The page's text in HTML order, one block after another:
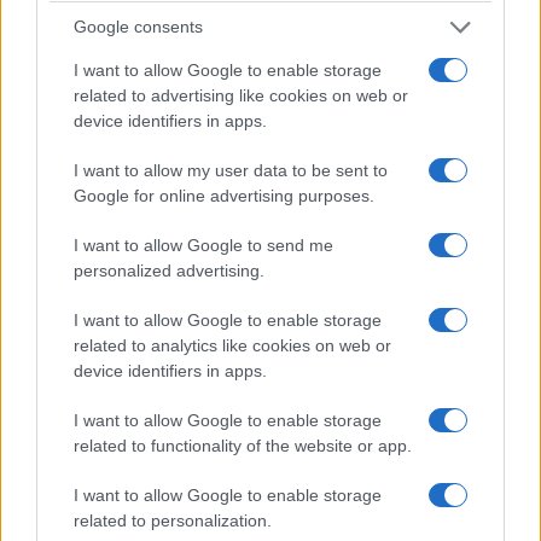
Google consents
I want to allow Google to enable storage
related to advertising like cookies on web or
device identifiers in apps.
I want to allow my user data to be sent to
Google for online advertising purposes.
I want to allow Google to send me
personalized advertising.
I want to allow Google to enable storage
related to analytics like cookies on web or
device identifiers in apps.
I want to allow Google to enable storage
related to functionality of the website or app.
I want to allow Google to enable storage
related to personalization.
la tassazione scoraggia la locazione; perché
recuperare un alloggio da un inquilino moroso
può richiedere tempi incompatibili con qualsiasi
attività economica.